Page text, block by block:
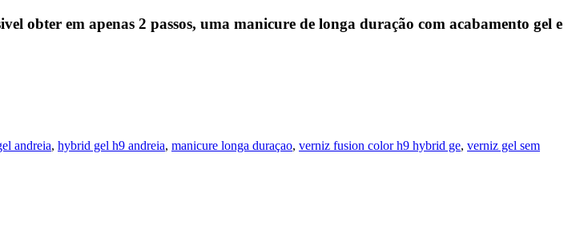
obter em apenas 2 passos, uma manicure de longa duração com acabamento gel e
andreia, hybrid gel h9 andreia, manicure longa duraçao, verniz fusion color h9 hybrid ge, verniz gel sem